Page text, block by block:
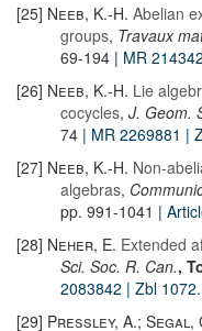
[25] Neeb, K.-H. Abelian
groups, Travaux
69-194 | MR
[26] Neeb, K.-H. Lie
cocycles, J. Geom.
74 | MR 2269881 |
[27] Neeb, K.-H. Non-
algebras,
pp. 991-1041 |
[28] Neher, E. Extended
Sci. Soc. R. Can.,
2083842 | Zbl
[29] Pressley, A.; Segal,